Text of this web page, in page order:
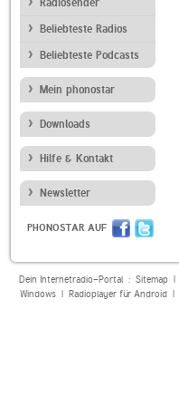
Radiosender
Beliebteste Radios
Beliebteste Podcasts
Mein phonostar
Downloads
Hilfe & Kontakt
Newsletter
PHONOSTAR AUF
Dein Internetradio-Portal : Sitemap|
Windows| Radioplayer für Android|